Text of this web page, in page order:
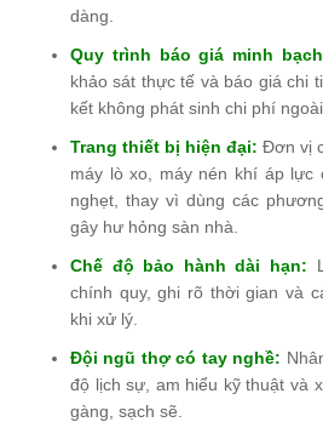
dàng.
Quy trình báo giá minh
khảo sát thực tế và báo giá chi
kết không phát sinh chi phí
Trang thiết bị hiện đại: Đơn vị
máy lò xo, máy nén khí áp lực
nghẹt, thay vì dùng các
gây hư hỏng sàn nhà.
Chế độ bảo hành dài hạn:
chính quy, ghi rõ thời gian và
khi xử lý.
Đội ngũ thợ có tay nghề:
độ lịch sự, am hiểu kỹ thuật và
gàng, sạch sẽ.